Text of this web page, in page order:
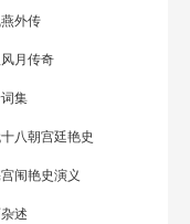
外传
月传奇
集
八朝宫廷艳史
闱艳史演义
述